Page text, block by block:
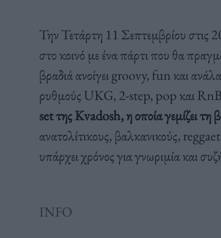
Την Τετάρτη 11 Σεπτεμβρίου
στο κοινό με ένα πάρτι που θα
βραδιά ανοίγει groovy, fun και
ρυθμούς UKG, 2-step, pop και
set της Kvadosh, η οποία γεμίζει
ανατολίτικους, βαλκανικούς,
υπάρχει χρόνος για γνωριμία και
ΙNFO